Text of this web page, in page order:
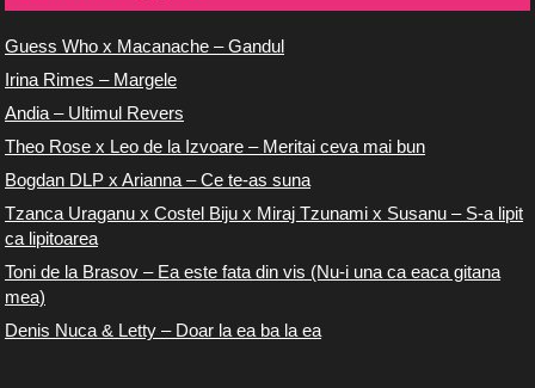
Guess Who x Macanache – Gandul
Irina Rimes – Margele
Andia – Ultimul Revers
Theo Rose x Leo de la Izvoare – Meritai ceva mai bun
Bogdan DLP x Arianna – Ce te-as suna
Tzanca Uraganu x Costel Biju x Miraj Tzunami x Susanu – S-a lipit
ca lipitoarea
Toni de la Brasov – Ea este fata din vis (Nu-i una ca eaca gitana
mea)
Denis Nuca & Letty – Doar la ea ba la ea